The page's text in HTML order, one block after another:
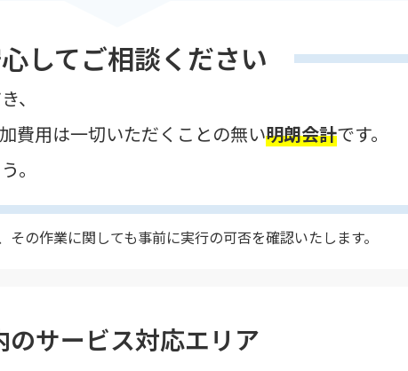
してご相談ください
、
費用は一切いただくことの無い明朗会計です。
。
の作業に関しても事前に実行の可否を確認いたします。
サービス対応エリア